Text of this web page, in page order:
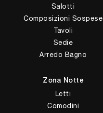
Salotti
Composizioni Sospese
Tavoli
Sedie
Arredo Bagno
Zona Notte
Letti
Comodini